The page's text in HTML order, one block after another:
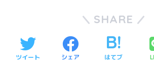
SHARE
ツイート シェア はてブ